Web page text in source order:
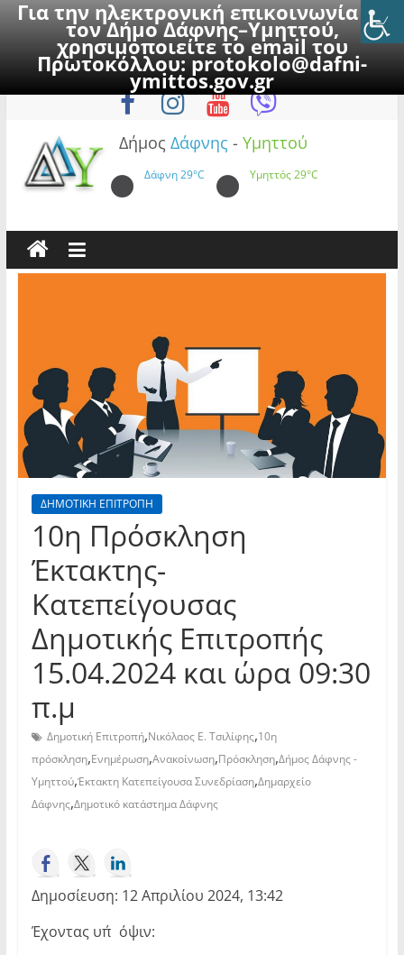
Για την ηλεκτρονική επικοινωνία με
τον Δήμο Δάφνης–Υμηττού,
χρησιμοποιείτε το email του
Πρωτοκόλλου:protokolo@dafni-
ymittos.gov.gr
to
Παρασκευή, 7 Αυγούστου 2026
Δήμος Δάφνης - Υμηττού
Δάφνη29°C Υμηττός29°C
ΔΗΜΟΤΙΚΗ ΕΠΙΤΡΟΠΗ
10η Πρόσκληση
Έκτακτης-
Κατεπείγουσας
Δημοτικής Επιτροπής
15.04.2024 και ώρα 09:30
π.μ
Δημοτική Επιτροπή,Νικόλαος Ε. Τσιλίφης,10η
πρόσκληση,Ενημέρωση,Ανακοίνωση,Πρόσκληση,Δήμος Δάφνης -
Υμηττού,Έκτακτη Κατεπείγουσα Συνεδρίαση,Δημαρχείο
Δάφνης,Δημοτικό κατάστημα Δάφνης
Δημοσίευση: 12 Απριλίου 2024, 13:42
Έχοντας υπ΄όψιν: